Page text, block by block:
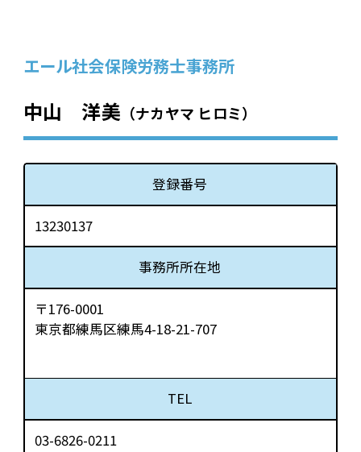
エール社会保険労務士事務所
中山 洋美 （ナカヤマ ヒロミ）
登録番号
13230137
事務所所在地
〒176-0001
東京都練馬区練馬4-18-21-707
TEL
03-6826-0211